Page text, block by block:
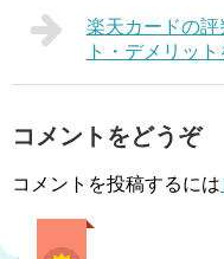
楽天カードの
ト・デメリッ
コメントをどうぞ
コメントを投稿するには